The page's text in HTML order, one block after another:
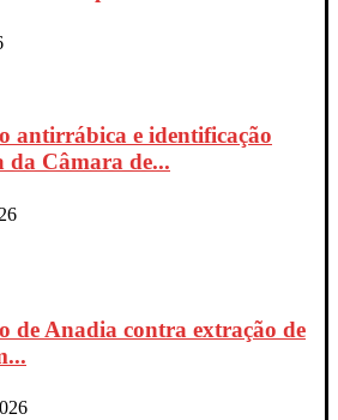
antirrábica e identificação
da Câmara de...
de Anadia contra extração de